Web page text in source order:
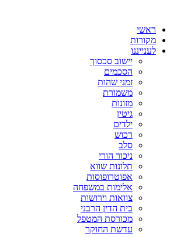
ראשי
מקורות
לענייננו
יישוב סכסוך
הסכמים
זמני שהות
משמורת
מזונות
גיטין
ילדים
רכוש
סלב
ניכור הורי
תלונות שווא
אפוטרופוסות
אלימות במשפחה
צוואות וירושות
בית הדין הרבני
מכורסת המטפל
עדשת החוקר